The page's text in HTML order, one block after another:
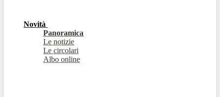
Novità
Panoramica
Le notizie
Le circolari
Albo online